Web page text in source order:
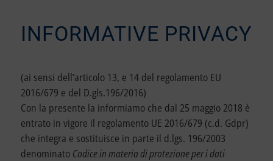
INFORMATIVE PRIVACY
(ai sensi dell’articolo 13, e 14 del regolamento EU
2016/679 e del D.gls.196/2016)
Con la presente la informiamo che dal 25 maggio 2018 è
entrato in vigore il regolamento UE 2016/679 (c.d. Gdpr)
che integra e sostituisce in parte il d.lgs. 196/2003
denominato Codice in materia di protezione per i dati